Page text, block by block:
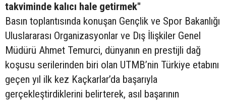
takviminde kalıcı hale getirmek"
Basın toplantısında konuşan Gençlik ve Spor Bakanlığı
Uluslararası Organizasyonlar ve Dış İlişkiler Genel
Müdürü Ahmet Temurci, dünyanın en prestijli dağ
koşusu serilerinden biri olan UTMB’nin Türkiye etabını
geçen yıl ilk kez Kaçkarlar’da başarıyla
gerçekleştirdiklerini belirterek, asıl başarının